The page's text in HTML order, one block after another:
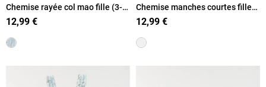
Chemise rayée col mao fille (3-
12A)
12,99 €
Chemise manches courtes fille
(3-12A)
12,99 €